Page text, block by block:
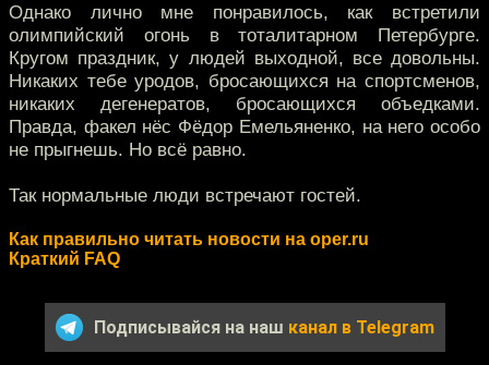
Однако лично мне понравилось, как встретили
олимпийский огонь в тоталитарном Петербурге.
Кругом праздник, у людей выходной, все довольны.
Никаких тебе уродов, бросающихся на спортсменов,
никаких дегенератов, бросающихся объедками.
Правда, факел нёс Фёдор Емельяненко, на него особо
не прыгнешь. Но всё равно.
Так нормальные люди встречают гостей.
Как правильно читать новости на oper.ru
Краткий FAQ
Подписывайся на наш канал в Telegram